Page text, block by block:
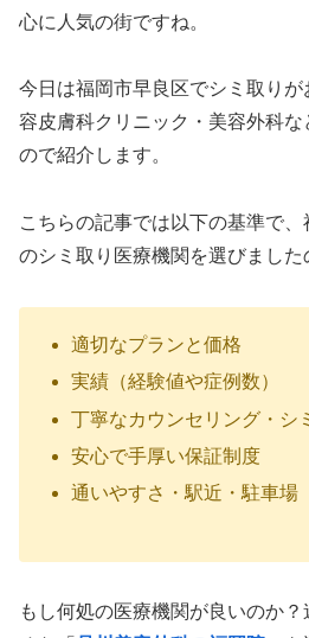
心に人気の街ですね。
今日は福岡市早良区でシミ取り
容皮膚科クリニック・美容外科
ので紹介します。
こちらの記事では以下の基準で
のシミ取り医療機関を選びました
適切なプランと価格
実績（経験値や症例数）
丁寧なカウンセリング・シ
安心で手厚い保証制度
通いやすさ・駅近・駐車場
もし何処の医療機関が良いのか